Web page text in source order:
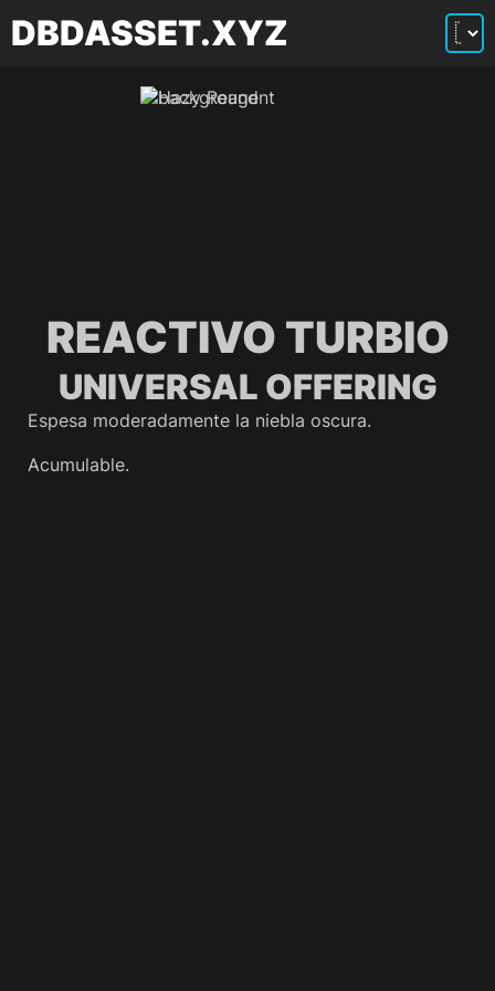
DBDASSET.XYZ
REACTIVO TURBIO
UNIVERSAL OFFERING
Espesa moderadamente la niebla oscura.
Acumulable.